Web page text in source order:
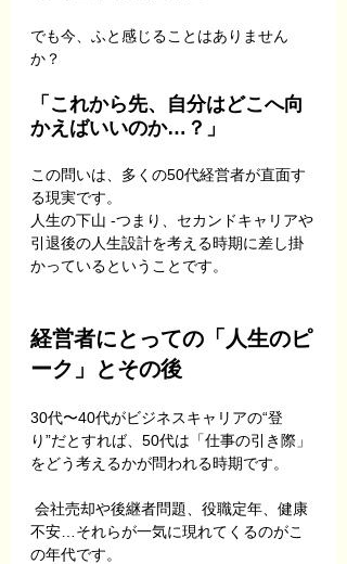
でも今、ふと感じることはありません
か？
「これから先、自分はどこへ向
かえばいいのか…？」
この問いは、多くの50代経営者が直面す
る現実です。
人生の下山 -つまり、セカンドキャリアや
引退後の人生設計を考える時期に差し掛
かっているということです。
経営者にとっての「人生のピ
ーク」とその後
30代〜40代がビジネスキャリアの“登
り”だとすれば、50代は「仕事の引き際」
をどう考えるかが問われる時期です。
会社売却や後継者問題、役職定年、健康
不安…それらが一気に現れてくるのがこ
の年代です。